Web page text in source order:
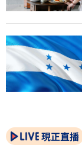
現正直播